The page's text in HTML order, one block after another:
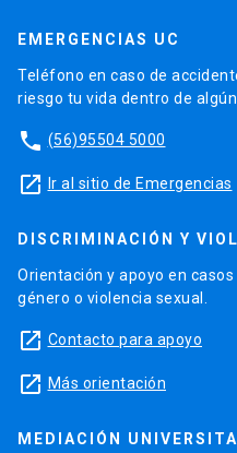
EMERGENCIAS UC
Teléfono en caso de
riesgo tu vida dentro de
phone (56)95504 5000
launch Ir al sitio de Emergencias
DISCRIMINACIÓN Y
Orientación y apoyo en
género o violencia sexual.
launch Contacto para apoyo
launch Más orientación
MEDIACIÓN